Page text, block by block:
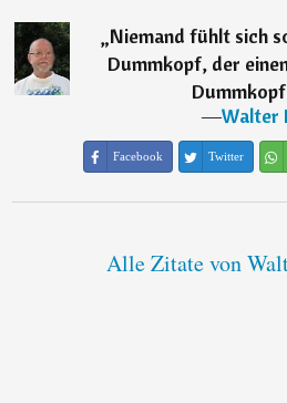
„Niemand fühlt sich
Dummkopf, der
―Walter
Facebook Twitter
Alle Zitate von